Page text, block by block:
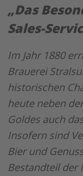
„Das
Sales-
Im Jahr 1880
Brauerei
historischen
heute neben
Goldes auch
Insofern sind
Bier und
Bestandteil der